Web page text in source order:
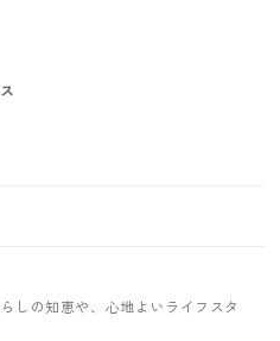
しの知恵や、心地よいライフスタ